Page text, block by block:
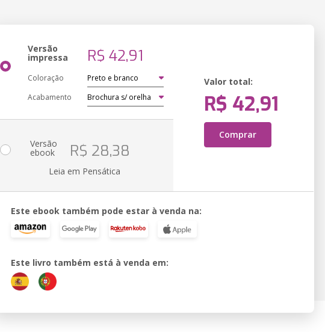
Versão
impressa R$ 42,91
Coloração
Acabamento
Valor total:
R$ 42,91
Comprar
Versão
ebook R$ 28,38
Leia em Pensática
Este ebook também pode estar à venda na:
Este livro também está à venda em: